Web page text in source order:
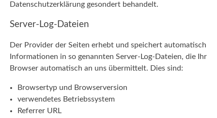
Datenschutzerklärung gesondert behandelt.
Server-Log-Dateien
Der Provider der Seiten erhebt und speichert automatisch
Informationen in so genannten Server-Log-Dateien, die Ihr
Browser automatisch an uns übermittelt. Dies sind:
Browsertyp und Browserversion
verwendetes Betriebssystem
Referrer URL